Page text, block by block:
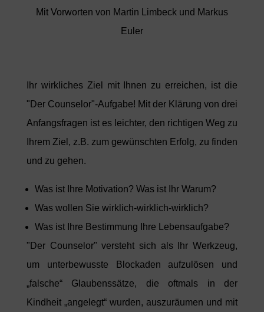
Mit Vorworten von Martin Limbeck und Markus
Euler
Ihr wirkliches Ziel mit Ihnen zu erreichen, ist die
"Der Counselor"-Aufgabe! Mit der Klärung von drei
Anfangsfragen ist esleichter, den richtigen Weg zu
Ihrem Ziel, z.B. zum gewünschten Erfolg, zu finden
und zu gehen.
Was ist Ihre Motivation? Was ist Ihr Warum?
Was wollen Sie wirklich-wirklich-wirklich?
Was ist Ihre Bestimmung Ihre Lebensaufgabe?
"Der Counselor" versteht sich al sIhr Werkzeug,
um unterbewusste Blockaden aufzulösen und
„falsche“ Glaubenssätze, die oftmal s in der
Kindheit „angelegt“ wurden, auszuräumen und mit